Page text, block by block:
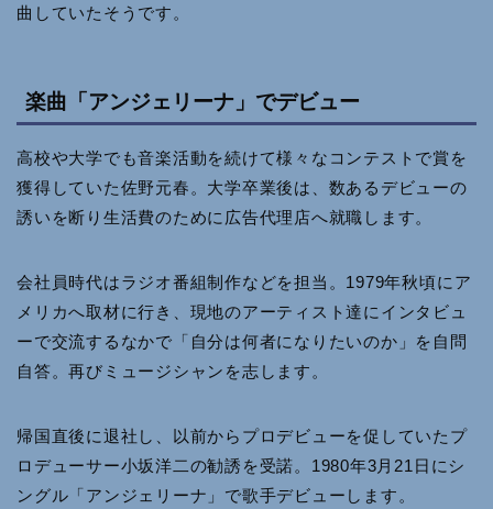
曲していたそうです。
楽曲「アンジェリーナ」でデビュー
高校や大学でも音楽活動を続けて様々なコンテストで賞を
獲得していた佐野元春。大学卒業後は、数あるデビューの
誘いを断り生活費のために広告代理店へ就職します。
会社員時代はラジオ番組制作などを担当。1979年秋頃にア
メリカへ取材に行き、現地のアーティスト達にインタビュ
ーで交流するなかで「自分は何者になりたいのか」を自問
自答。再びミュージシャンを志します。
帰国直後に退社し、以前からプロデビューを促していたプ
ロデューサー小坂洋二の勧誘を受諾。1980年3月21日にシ
ングル「アンジェリーナ」で歌手デビューします。